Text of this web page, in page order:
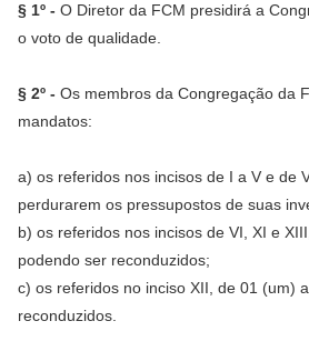
§ 1º - O Diretor da FCM presidirá a
o voto de qualidade.
§ 2º - Os membros da Congregação da
mandatos:
a) os referidos nos incisos de I a V e de
perdurarem os pressupostos de suas
b) os referidos nos incisos de VI, XI e
podendo ser reconduzidos;
c) os referidos no inciso XII, de 01 (um)
reconduzidos.